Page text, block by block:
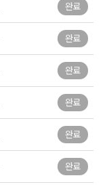
완료
완료
완료
완료
완료
완료